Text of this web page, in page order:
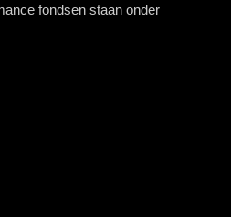
fondsen staan onder